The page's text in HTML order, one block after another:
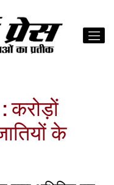
करोड़ों
के